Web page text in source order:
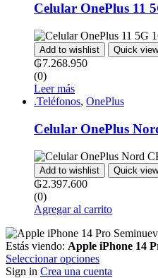
Celular OnePlus 11
Add to wishlist Quick view
₲7.268.950
(0)
Leer más
.Teléfonos, OnePlus
Celular OnePlus
Add to wishlist Quick view
₲2.397.600
(0)
Agregar al carrito
Estás viendo: Apple iPhone 14
Seleccionar opciones
Sign in Crea una cuenta